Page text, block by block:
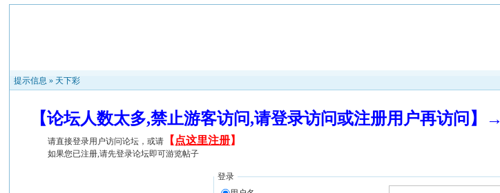
提示信息 » 天下彩
【论坛人数太多,禁止游客访问,请登录访问或注册用户再访问】→
请直接登录用户访问论坛，或请 【 点这里注册】
如果您已注册,请先登录论坛即可游览帖子
登录